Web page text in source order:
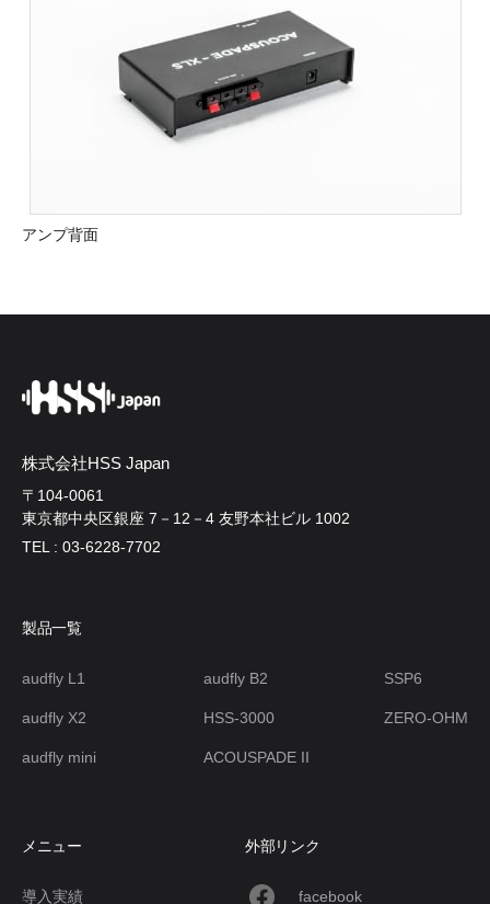
アンプ背面
株式会社HSS Japan
〒104-0061
東京都中央区銀座 7－12－4 友野本社ビル 1002
TEL : 03-6228-7702
製品一覧
audfly L1
audfly X2
audfly mini
audfly B2
HSS-3000
ACOUSPADE II
SSP6
ZERO-OHM
メニュー
導入実績
外部リンク
facebook